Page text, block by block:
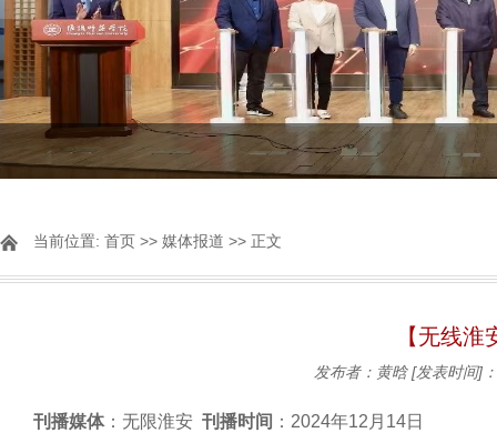
当前位置: 首页 >> 媒体报道 >> 正文
【无线
发布者：黄晗 [发表时间]
刊播媒体：无限淮安 刊播时间 ：2024年12月14日